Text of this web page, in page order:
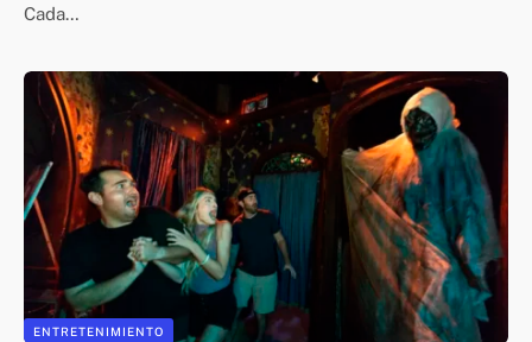
Cada…
ENTRETENIMIENTO